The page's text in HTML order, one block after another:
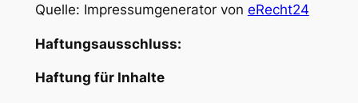
Quelle: Impressumgenerator von eRecht24
Haftungsausschluss:
Haftung für Inhalte